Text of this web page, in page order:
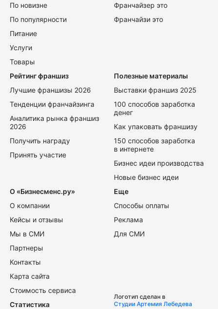
По новизне
По популярности
Питание
Услуги
Товары
Франчайзер это
Франчайзи это
Рейтинг франшиз
Лучшие франшизы 2026
Тенденции франчайзинга
Аналитика рынка франшиз
2026
Получить награду
Принять участие
Полезные материалы
Выставки франшиз 2025
100 способов заработка
денег
Как упаковать франшизу
150 способов заработка
в интернете
Бизнес идеи производства
Новые бизнес идеи
О «Бизнесменс.ру»
О компании
Кейсы и отзывы
Мы в СМИ
Партнеры
Контакты
Карта сайта
Стоимость сервиса
Еще
Способы оплаты
Реклама
Для СМИ
Статистика
Логотип сделан в
Студии Артемия Лебедева